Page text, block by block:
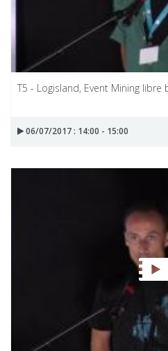
T5 - Logisland, Event Mining libre
06/07/2017 : 14:00 - 15:00